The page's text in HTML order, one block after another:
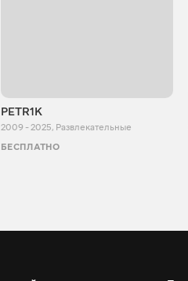
PETR1K
2009 - 2025, Развлекательные
БЕСПЛАТНО